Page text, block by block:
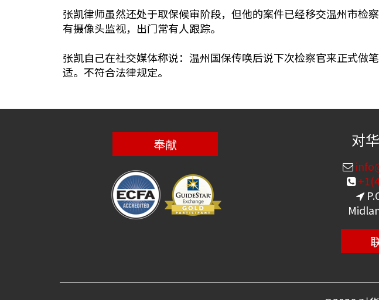
张凯律师虽然还处于取保候审阶段，但他的案件已经移交温州市检
有摄像头监视，出门常有人跟踪。
张凯自己在社交媒体称说：温州国保传唤后说下次检察官来正式做
适。不符合法律规定。
奉献 对